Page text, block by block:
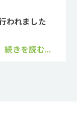
われました
続きを読む...